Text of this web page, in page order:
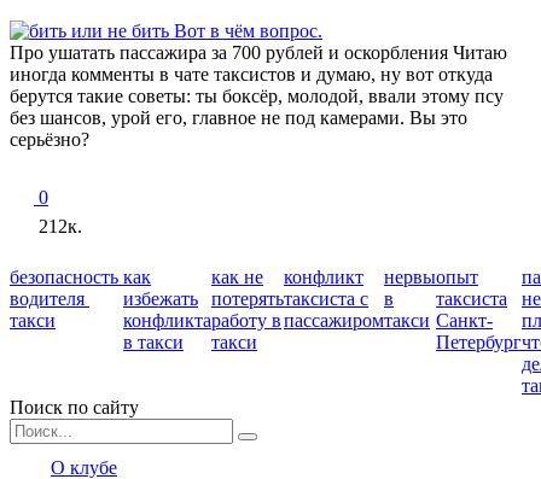
Про ушатать пассажира за 700 рублей и оскорбления Читаю
иногда комменты в чате таксистов и думаю, ну вот откуда
берутся такие советы: ты боксёр, молодой, ввали этому псу
без шансов, урой его, главное не под камерами. Вы это
серьёзно?
0
212к.
безопасность
водителя
такси
как
избежать
конфликта
в такси
как не
потерять
работу в
такси
конфликт
таксиста с
пассажиром
нервы
в
такси
опыт
таксиста
Санкт-
Петербург
не
Поиск по сайту
Search
for:
О клубе